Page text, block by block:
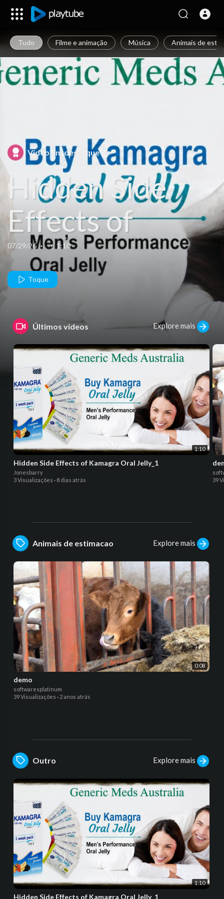
Tudo Filme e animação Música Animais de
Vídeo em destaque
Hidden Side
Effects of
Kamagra Oral
Jelly_1
07/29/26 · · 1:10
Toque
Últimos vídeos Explore mais
1:10
Hidden Side Effects of Kamagra Oral Jelly_1
Jonesbarry
3 Visualizações · 8 dias atrás
39
Animais de estimacao Explore mais
0:08
demo
softwaresplatinum
39 Visualizações · 2 anos atrás
Outro Explore mais
1:10
Hidden Side Effects of Kamagra Oral Jelly_1